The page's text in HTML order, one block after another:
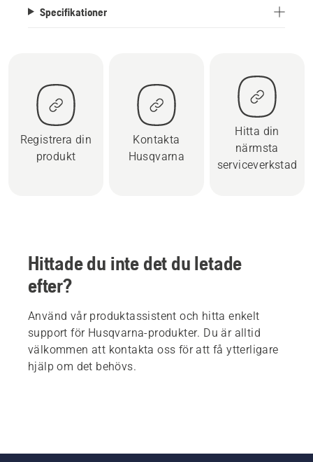
Specifikationer
Registrera din
produkt
Kontakta
Husqvarna
Hitta din
närmsta
serviceverkstad
Hittade du inte det du letade
efter?
Använd vår produktassistent och hitta enkelt
support för Husqvarna-produkter. Du är alltid
välkommen att kontakta oss för att få ytterligare
hjälp om det behövs.